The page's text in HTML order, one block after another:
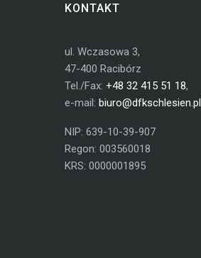
KONTAKT
ul. Wczasowa 3,
47-400 Racibórz
Tel./Fax: +48 32 415 51 18,
e-mail: biuro@dfkschlesien.pl
NIP: 639-10-39-907
Regon: 003560018
KRS: 0000001895